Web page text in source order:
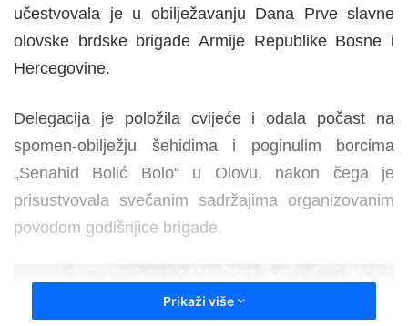
učestvovala je u obilježavanju Dana Prve slavne
olovske brdske brigade Armije Republike Bosne i
Hercegovine.
Delegacija je položila cvijeće i odala počast na
spomen-obilježju šehidima i poginulim borcima
„Senahid Bolić Bolo“ u Olovu, nakon čega je
prisustvovala svečanim sadržajima organizovanim
povodom godišnjice brigade.
Prikaži više